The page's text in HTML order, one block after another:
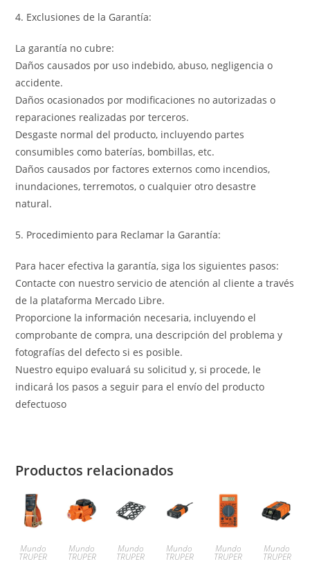
4. Exclusiones de la Garantía:
La garantía no cubre:
Daños causados por uso indebido, abuso, negligencia o
accidente.
Daños ocasionados por modificaciones no autorizadas o
reparaciones realizadas por terceros.
Desgaste normal del producto, incluyendo partes
consumibles como baterías, bombillas, etc.
Daños causados por factores externos como incendios,
inundaciones, terremotos, o cualquier otro desastre
natural.
5. Procedimiento para Reclamar la Garantía:
Para hacer efectiva la garantía, siga los siguientes pasos:
Contacte con nuestro servicio de atención al cliente a través
de la plataforma Mercado Libre.
Proporcione la información necesaria, incluyendo el
comprobante de compra, una descripción del problema y
fotografías del defecto si es posible.
Nuestro equipo evaluará su solicitud y, si procede, le
indicará los pasos a seguir para el envío del producto
defectuoso
Productos relacionados
Mundo
TRUPER
Mundo
TRUPER
Mundo
TRUPER
Mundo
TRUPER
Mundo
TRUPER
Mundo
TRUPER